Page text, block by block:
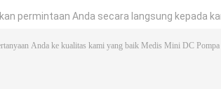
permintaan Anda secara langsung kepada